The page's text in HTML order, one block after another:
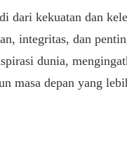
dari kekuatan dan
integritas, dan
dunia,
masa depan yang